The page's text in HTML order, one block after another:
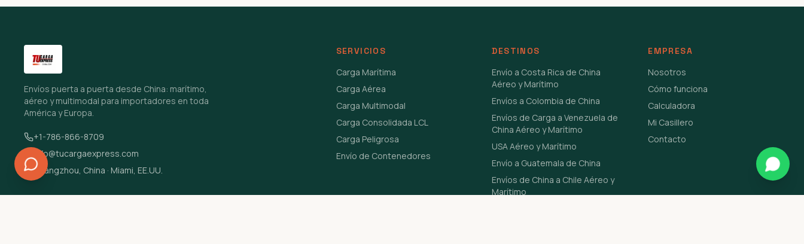
Envíos puerta a puerta desde China: marítimo,
aéreo y multimodal para importadores en toda
América y Europa.
+1-786-866-8709
info@tucargaexpress.com
Guangzhou, China · Miami, EE.UU.
SERVICIOS
Carga Marítima
Carga Aérea
Carga Multimodal
Carga Consolidada LCL
Carga Peligrosa
Envío de Contenedores
DESTINOS
Envío a Costa Rica de China
Aéreo y Marítimo
Envíos a Colombia de China
Envíos de Carga a Venezuela de
China Aéreo y Marítimo
USA Aéreo y Marítimo
Envío a Guatemala de China
Envíos de China a Chile Aéreo y
Marítimo
EMPRESA
Nosotros
Cómo funciona
Calculadora
Mi Casillero
Contacto